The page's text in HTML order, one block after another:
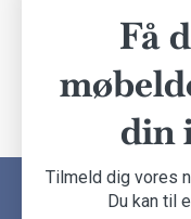
Få
din
Tilmeld dig vores
Du kan til